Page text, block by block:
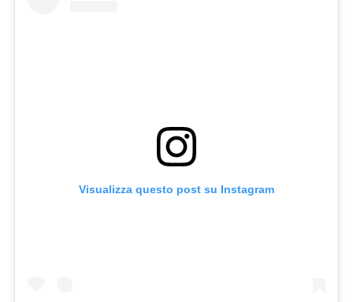
Visualizza questo post su Instagram